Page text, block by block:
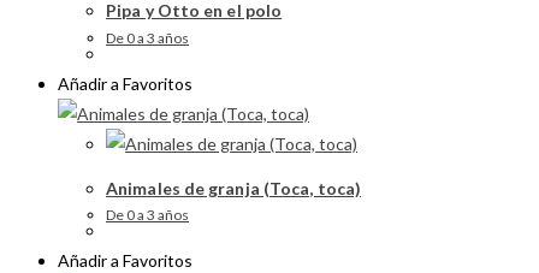
Pipa y Otto en el polo
De 0 a 3 años
Añadir a Favoritos
Animales de granja (Toca, toca)
De 0 a 3 años
Añadir a Favoritos